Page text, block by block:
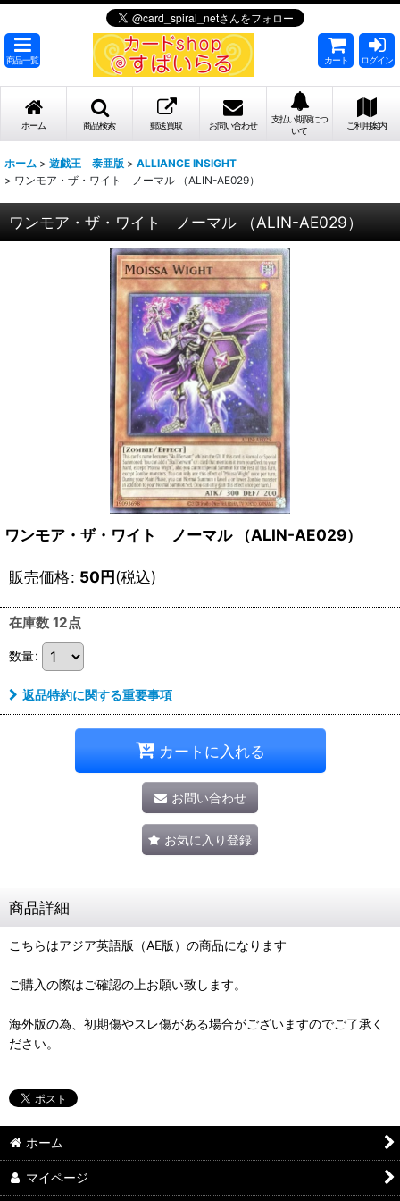
商品一覧 カート ログイン
ホーム 商品検索 郵送買取 お問い合わせ
支払い期限につ
いて
ご利用案内
ホーム > 遊戯王 泰亜版 > ALLIANCE INSIGHT
> ワンモア・ザ・ワイト ノーマル （ALIN-AE029）
ワンモア・ザ・ワイト ノーマル （ALIN-AE029）
ワンモア・ザ・ワイト ノーマル （ALIN-AE029）
販売価格: 50円(税込)
在庫数 12点
数量:
返品特約に関する重要事項
カートに入れる
お問い合わせ
お気に入り登録
商品詳細
こちらはアジア英語版（AE版）の商品になります
ご購入の際はご確認の上お願い致します。
海外版の為、初期傷やスレ傷がある場合がございますのでご了承く
ださい。
ホーム
マイページ